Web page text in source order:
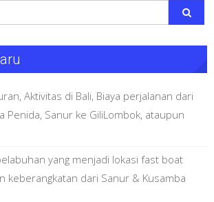
Aktivitas di Bali, Biaya perjalanan dari
Penida, Sanur ke GiliLombok, ataupun
yang menjadi lokasi fast boat
keberangkatan dari Sanur & Kusamba